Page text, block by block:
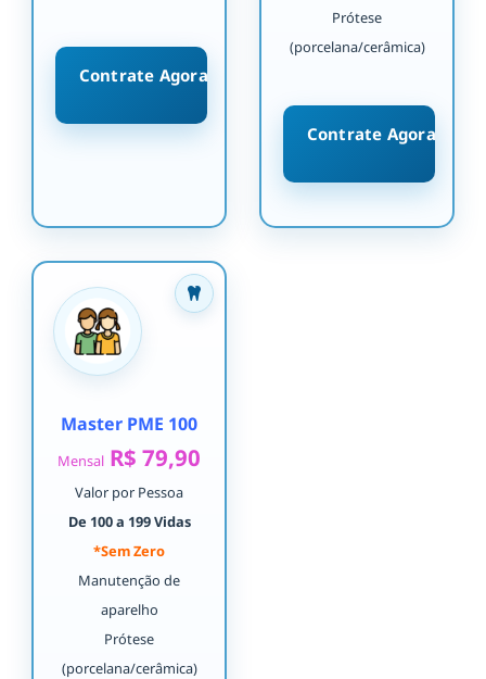
Contrate Agora
Prótese
(porcelana/cerâmica)
Contrate Agora
Master PME 100
Mensal R$ 79,90
Valor por Pessoa
De 100 a 199 Vidas
*Sem Zero
Manutenção de
aparelho
Prótese
(porcelana/cerâmica)